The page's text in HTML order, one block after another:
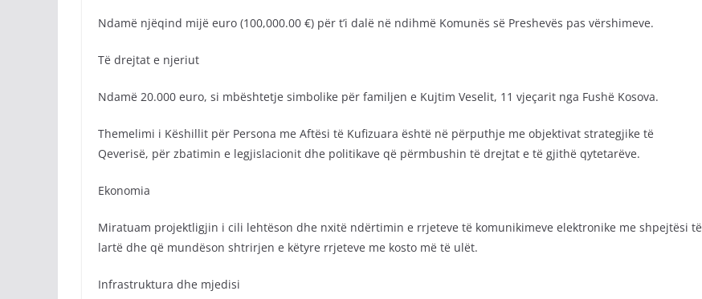
Ndamë njëqind mijë euro (100,000.00 €) për t’i dalë në ndihmë Komunës së Preshevës pas vërshimeve.
Të drejtat e njeriut
Ndamë 20.000 euro, si mbështetje simbolike për familjen e Kujtim Veselit, 11 vjeçarit nga Fushë Kosova.
Themelimi i Këshillit për Persona me Aftësi të Kufizuara është në përputhje me objektivat strategjike të
Qeverisë, për zbatimin e legjislacionit dhe politikave që përmbushin të drejtat e të gjithë qytetarëve.
Ekonomia
Miratuam projektligjin i cili lehtëson dhe nxitë ndërtimin e rrjeteve të komunikimeve elektronike me shpejtësi të
lartë dhe që mundëson shtrirjen e këtyre rrjeteve me kosto më të ulët.
Infrastruktura dhe mjedisi